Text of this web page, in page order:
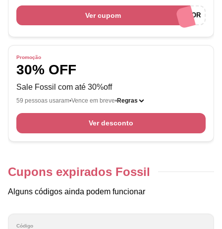
Ver cupomAMOCUPONSEMPREENDEDOR
Promoção
30% OFF
Sale Fossil com até 30%off
59 pessoas usaram Vence em breve Regras
Ver desconto
Cupons expirados Fossil
Alguns códigos ainda podem funcionar
Código